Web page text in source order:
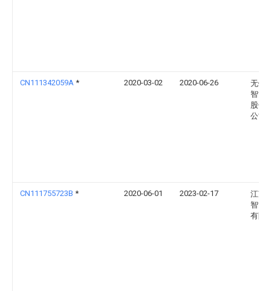
CN111342059A * 2020-03-02 2020-06-26
无锡
智能
股份
公司
CN111755723B * 2020-06-01 2023-02-17
江苏
智能
有限